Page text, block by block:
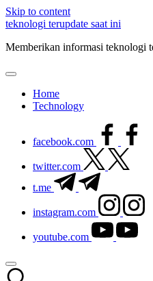
Skip to content
teknologi terupdate saat ini
Memberikan informasi teknologi
Home
Technology
facebook.com
twitter.com
t.me
instagram.com
youtube.com